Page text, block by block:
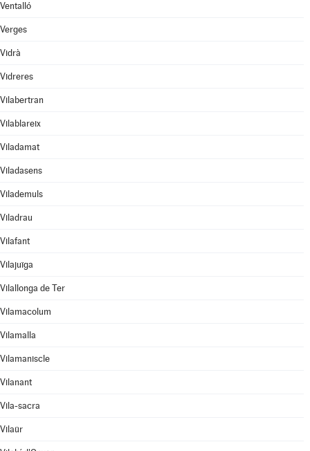
Ventalló
Verges
Vidrà
Vidreres
Vilabertran
Vilablareix
Viladamat
Viladasens
Vilademuls
Viladrau
Vilafant
Vilajuïga
Vilallonga de Ter
Vilamacolum
Vilamalla
Vilamaniscle
Vilanant
Vila-sacra
Vilaür